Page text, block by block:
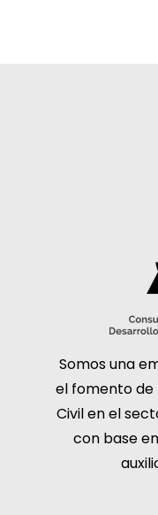
Somos una
el fomento de
Civil en el
con base